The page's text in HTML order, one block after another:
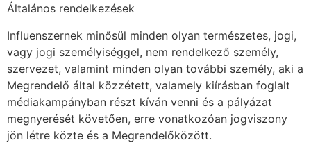
Általános rendelkezések
Influenszernek minősül minden olyan természetes, jogi,
vagy jogi személyiséggel, nem rendelkező személy,
szervezet, valamint minden olyan további személy, aki a
Megrendelő által közzétett, valamely kiírásban foglalt
médiakampányban részt kíván venni és a pályázat
megnyerését követően, erre vonatkozóan jogviszony
jön létre közte és a Megrendelőközött.